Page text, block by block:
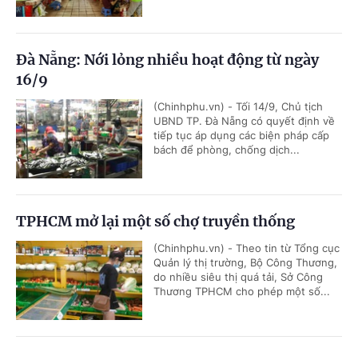
Đà Nẵng: Nới lỏng nhiều hoạt động từ ngày
16/9
(Chinhphu.vn) - Tối 14/9, Chủ tịch
UBND TP. Đà Nẵng có quyết định về
tiếp tục áp dụng các biện pháp cấp
bách để phòng, chống dịch...
TPHCM mở lại một số chợ truyền thống
(Chinhphu.vn) - Theo tin từ Tổng cục
Quản lý thị trường, Bộ Công Thương,
do nhiều siêu thị quá tải, Sở Công
Thương TPHCM cho phép một số...